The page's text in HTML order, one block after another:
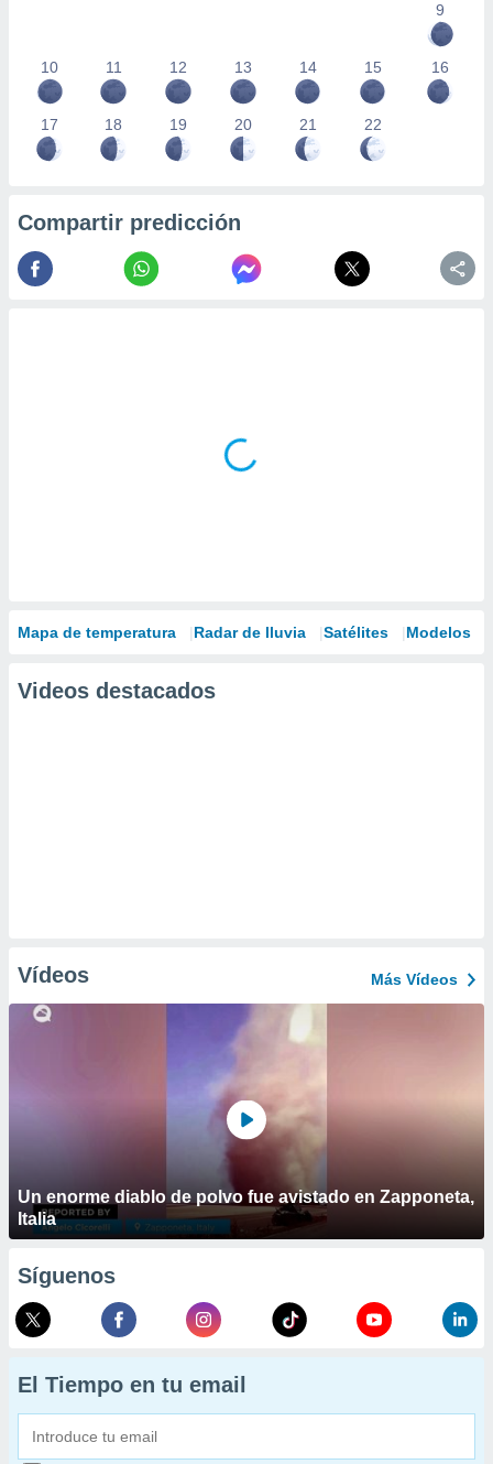
9
10 11 12 13 14 15 16
17 18 19 20 21 22
Compartir predicción
Mapa de temperatura Radar de lluvia Satélites Modelos
Videos destacados
Vídeos Más Vídeos
Un enorme diablo de polvo fue avistado en Zapponeta,
Italia
Síguenos
El Tiempo en tu email